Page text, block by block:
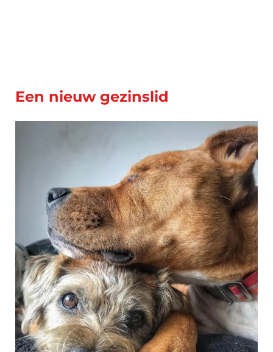
Een nieuw gezinslid